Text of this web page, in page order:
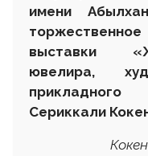
имени
выставки
ювелира,
прикладного
Сериккали
Кокенов